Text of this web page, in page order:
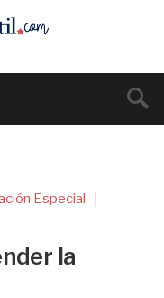
Especial
la